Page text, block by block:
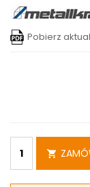
Pobierz